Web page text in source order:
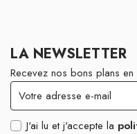
LA NEWSLETTER
Recevez nos bons plans
J'ai lu et j'accepte la